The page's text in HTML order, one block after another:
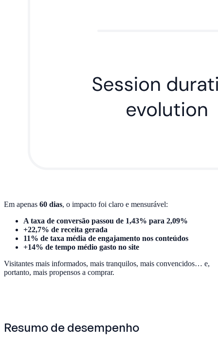
Em apenas 60 dias, o impacto foi claro e mensurável:
A taxa de conversão passou de 1,43% para 2,09%
+22,7% de receita gerada
11% de taxa média de engajamento nos conteúdos
+14% de tempo médio gasto no site
Visitantes mais informados, mais tranquilos, mais convencidos… e,
portanto, mais propensos a comprar.
Resumo de desempenho